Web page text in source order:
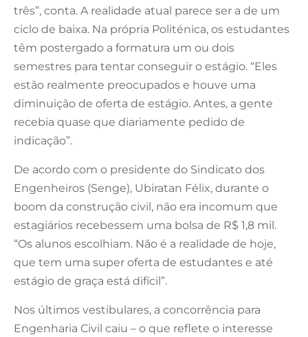
três”, conta. A realidade atual parece ser a de um
ciclo de baixa. Na própria Politénica, os estudantes
têm postergado a formatura um ou dois
semestres para tentar conseguir o estágio. “Eles
estão realmente preocupados e houve uma
diminuição de oferta de estágio. Antes, a gente
recebia quase que diariamente pedido de
indicação”.
De acordo com o presidente do Sindicato dos
Engenheiros (Senge), Ubiratan Félix, durante o
boom da construção civil, não era incomum que
estagiários recebessem uma bolsa de R$ 1,8 mil.
“Os alunos escolhiam. Não é a realidade de hoje,
que tem uma super oferta de estudantes e até
estágio de graça está difícil”.
Nos últimos vestibulares, a concorrência para
Engenharia Civil caiu – o que reflete o interesse